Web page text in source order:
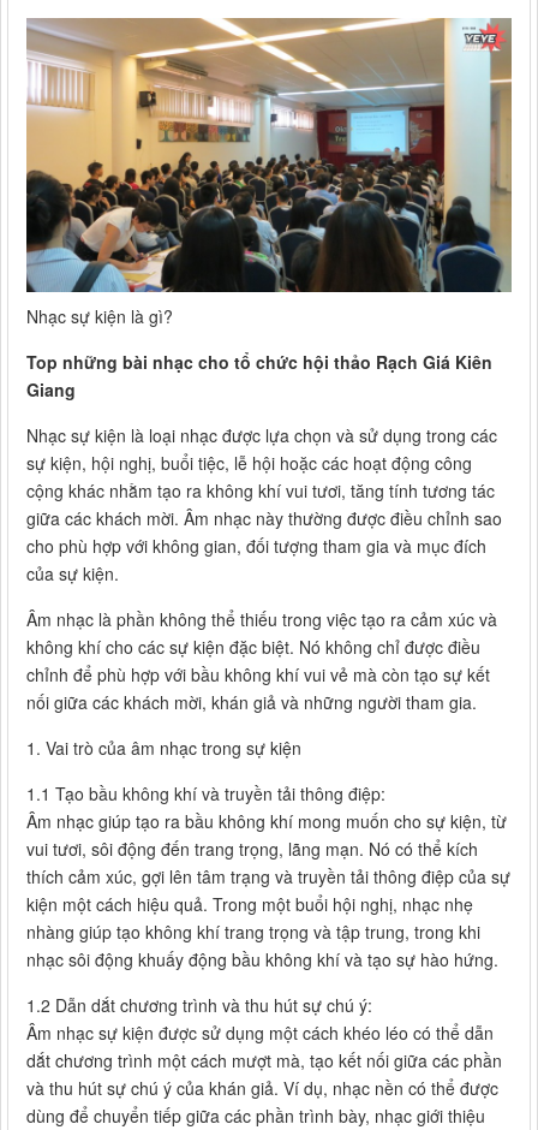
Nhạc sự kiện là gì?
Top những bài nhạc cho tổ chức hội thảo Rạch Giá Kiên
Giang
Nhạc sự kiện là loại nhạc được lựa chọn và sử dụng trong các
sự kiện, hội nghị, buổi tiệc, lễ hội hoặc các hoạt động công
cộng khác nhằm tạo ra không khí vui tươi, tăng tính tương tác
giữa các khách mời. Âm nhạc này thường được điều chỉnh sao
cho phù hợp với không gian, đối tượng tham gia và mục đích
của sự kiện.
Âm nhạc là phần không thể thiếu trong việc tạo ra cảm xúc và
không khí cho các sự kiện đặc biệt. Nó không chỉ được điều
chỉnh để phù hợp với bầu không khí vui vẻ mà còn tạo sự kết
nối giữa các khách mời, khán giả và những người tham gia.
1. Vai trò của âm nhạc trong sự kiện
1.1 Tạo bầu không khí và truyền tải thông điệp:
Âm nhạc giúp tạo ra bầu không khí mong muốn cho sự kiện, từ
vui tươi, sôi động đến trang trọng, lãng mạn. Nó có thể kích
thích cảm xúc, gợi lên tâm trạng và truyền tải thông điệp của sự
kiện một cách hiệu quả. Trong một buổi hội nghị, nhạc nhẹ
nhàng giúp tạo không khí trang trọng và tập trung, trong khi
nhạc sôi động khuấy động bầu không khí và tạo sự hào hứng.
1.2 Dẫn dắt chương trình và thu hút sự chú ý:
Âm nhạc sự kiện được sử dụng một cách khéo léo có thể dẫn
dắt chương trình một cách mượt mà, tạo kết nối giữa các phần
và thu hút sự chú ý của khán giả. Ví dụ, nhạc nền có thể được
dùng để chuyển tiếp giữa các phần trình bày, nhạc giới thiệu